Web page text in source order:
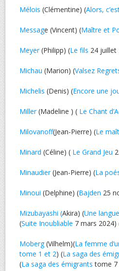
Mélois (Clémentine) (Alors,
Message (Vincent) (Maître et
Meyer(Philipp) (Le fils 24 juillet
Michau (Marion) (Valsez
Michelis (Denis) (Encore une
Miller(Madeline ) ( Le Chant
Milovanoff(Jean-Pierre) (Le
Minard (Céline) ( Le Grand Jeu
Minaudier(Jean-Pierre) (La
Minoui (Delphine) (Bajden 25
Mizubayashi (Akira) (Une
(Suite Inoubliable 7 mars 2024)
Moberg(Vilhelm)(La femme
tome 1 et 2) (La saga des
(La saga des émigrants tome 7